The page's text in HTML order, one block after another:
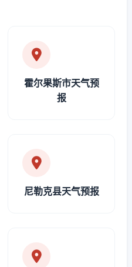
霍尔果斯市天气预
报
尼勒克县天气预报